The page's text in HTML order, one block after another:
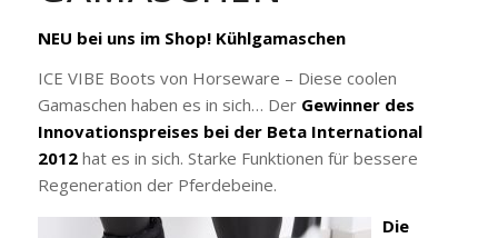
NEU bei uns im Shop! Kühlgamaschen
ICE VIBE Boots von Horseware – Diese coolen
Gamaschen haben es in sich… Der Gewinner des
Innovationspreises bei der Beta International
2012hat es in sich. Starke Funktionen für bessere
Regeneration der Pferdebeine.
Die